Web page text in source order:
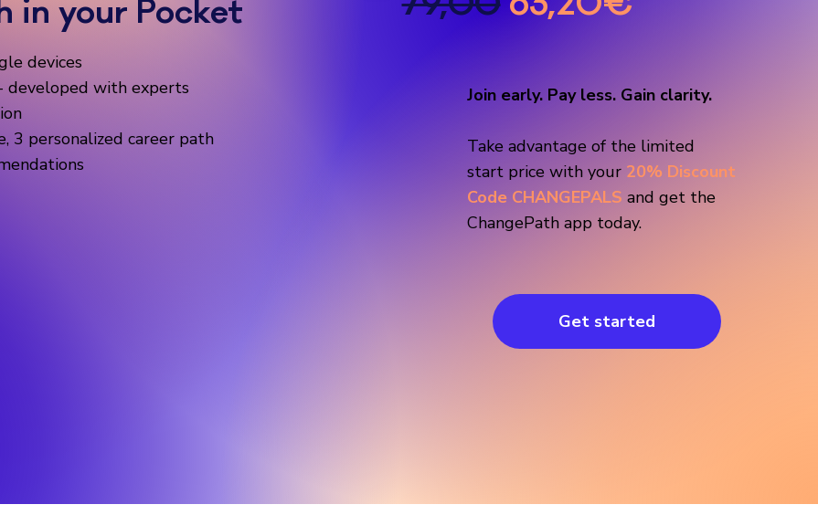
in your Pocket
devices
developed with experts
3 personalized career path
Join early. Pay less. Gain clarity.
Take advantage of the limited
start price with your 20% Discount
Code CHANGEPALS and get the
ChangePath app today.
Get started